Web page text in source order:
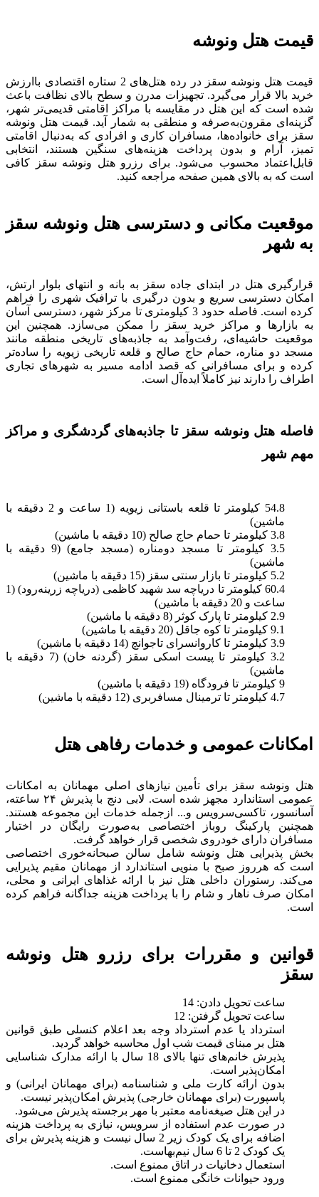
قیمت هتل ونوشه
قیمت هتل ونوشه سقز در رده هتل‌های 2 ستاره اقتصادی باارزش
خرید بالا قرار می‌گیرد. تجهیزات مدرن و سطح بالای نظافت باعث
شده است که این هتل در مقایسه با مراکز اقامتی قدیمی‌تر شهر،
گزینه‌ای مقرون‌به‌صرفه و منطقی به شمار آید. قیمت هتل ونوشه
سقز برای خانواده‌ها، مسافران کاری و افرادی که به‌دنبال اقامتی
تمیز، آرام و بدون پرداخت هزینه‌های سنگین هستند، انتخابی
قابل‌اعتماد محسوب می‌شود. برای رزرو هتل ونوشه سقز کافی
است که به بالای همین صفحه مراجعه کنید.
موقعیت مکانی و دسترسی هتل ونوشه سقز
به شهر
قرارگیری هتل در ابتدای جاده سقز به بانه و انتهای بلوار ارتش،
امکان دسترسی سریع و بدون درگیری با ترافیک شهری را فراهم
کرده است. فاصله حدود 3 کیلومتری تا مرکز شهر، دسترسی آسان
به بازارها و مراکز خرید سقز را ممکن می‌سازد. همچنین این
موقعیت حاشیه‌ای، رفت‌وآمد به جاذبه‌های تاریخی منطقه مانند
مسجد دو مناره، حمام حاج صالح و قلعه تاریخی زیویه را ساده‌تر
کرده و برای مسافرانی که قصد ادامه مسیر به شهرهای تجاری
اطراف را دارند نیز کاملاً ایده‌آل است.
فاصله هتل ونوشه سقز تا جاذبه‌های گردشگری و مراکز
مهم شهر
54.8 کیلومتر تا قلعه باستانی زیویه (1 ساعت و 2 دقیقه با
ماشین)
3.8 کیلومتر تا حمام حاج صالح (10 دقیقه با ماشین)
3.5 کیلومتر تا مسجد دومناره (مسجد جامع) (9 دقیقه با
ماشین)
5.2 کیلومتر تا بازار سنتی سقز (15 دقیقه با ماشین)
60.4 کیلومتر تا دریاچه سد شهید کاظمی (دریاچه زرینه‌رود) (1
ساعت و 20 دقیقه با ماشین)
2.9 کیلومتر تا پارک کوثر (8 دقیقه با ماشین)
9.1 کیلومتر تا کوه جاقل (20 دقیقه با ماشین)
3.9 کیلومتر تا کاروانسرای تاجوانچ (14 دقیقه با ماشین)
3.2 کیلومتر تا پیست اسکی سقز (گردنه خان) (7 دقیقه با
ماشین)
9 کیلومتر تا فرودگاه (19 دقیقه با ماشین)
4.7 کیلومتر تا ترمینال مسافربری (12 دقیقه با ماشین)
امکانات عمومی و خدمات رفاهی هتل
هتل ونوشه سقز برای تأمین نیازهای اصلی مهمانان به امکانات
عمومی استاندارد مجهز شده است. لابی دنج با پذیرش ۲۴ ساعته،
آسانسور، تاکسی‌سرویس و... ازجمله خدمات این مجموعه هستند.
همچنین پارکینگ روباز اختصاصی به‌صورت رایگان در اختیار
مسافران دارای خودروی شخصی قرار خواهد گرفت.
بخش پذیرایی هتل ونوشه شامل سالن صبحانه‌خوری اختصاصی
است که هرروز صبح با منویی استاندارد از مهمانان مقیم پذیرایی
می‌کند. رستوران داخلی هتل نیز با ارائه غذاهای ایرانی و محلی،
امکان صرف ناهار و شام را با پرداخت هزینه جداگانه فراهم کرده
است.
قوانین و مقررات برای رزرو هتل ونوشه
سقز
ساعت تحویل دادن: 14
ساعت تحویل گرفتن: 12
استرداد یا عدم استرداد وجه بعد اعلام کنسلی طبق قوانین
هتل بر مبنای قیمت شب اول محاسبه خواهد گردید.
پذیرش خانم‌های تنها بالای 18 سال با ارائه مدارک شناسایی
امکان‌پذیر است.
بدون ارائه کارت ملی و شناسنامه (برای مهمانان ایرانی) و
پاسپورت (برای مهمانان خارجی) پذیرش امکان‌پذیر نیست.
در این هتل صیغه‌نامه معتبر با مهر برجسته پذیرش می‌شود.
در صورت عدم استفاده از سرویس، نیازی به پرداخت هزینه
اضافه برای یک کودک زیر 2 سال نیست و هزینه پذیرش برای
یک کودک 2 تا 6 سال نیم‌بهاست.
استعمال دخانیات در اتاق ممنوع است.
ورود حیوانات خانگی ممنوع است.